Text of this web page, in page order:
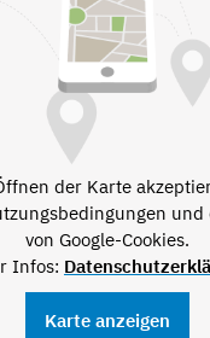
der Karte
und
von Google-Cookies.
Infos:
Karte anzeigen